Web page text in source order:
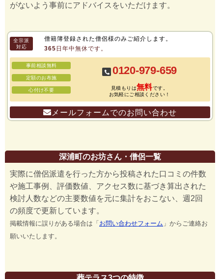
がないよう事前にアドバイスをいただけます。
全宗派
対応
僧籍簿登録された僧侶様のみご紹介します。
365日年中無休です。
事前相談無料
定額のお布施
心付け不要
0120-979-659
見積もりは無料です。
お気軽にご相談ください！
メールフォームでのお問い合わせ
深浦町のお坊さん・僧侶一覧
実際に僧侶派遣を行った方から投稿された口コミの件数
や施工事例、評価数値、アクセス数に基づき算出された
検討人数などの主要数値を元に集計をおこない、週2回
の頻度で更新しています。
掲載情報に誤りがある場合は「お問い合わせフォーム 」からご連絡お
願いいたします。